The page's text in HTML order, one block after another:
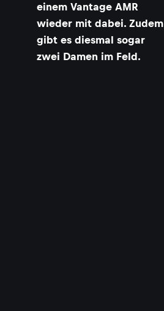
einem Vantage AMR
wieder mit dabei. Zudem
gibt es diesmal sogar
zwei Damen im Feld.